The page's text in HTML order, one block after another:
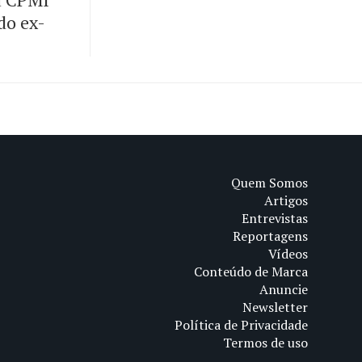
ex-
Quem Somos
Artigos
Entrevistas
Reportagens
Vídeos
Conteúdo de Marca
Anuncie
Newsletter
Política de Privacidade
Termos de uso